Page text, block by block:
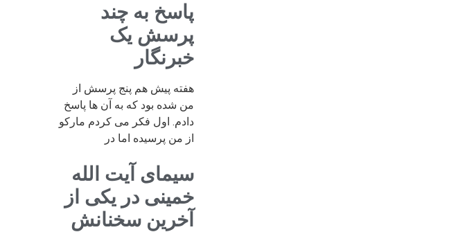
پاسخ به چند
پرسش یک
خبرنگار
هفته پیش هم پنج پرسش از
من شده بود که به آن ها پاسخ
دادم. اول فکر می کردم مارکو
از من پرسیده اما در
سیمای آیت الله
خمینی در یکی از
آخرین سخنانش